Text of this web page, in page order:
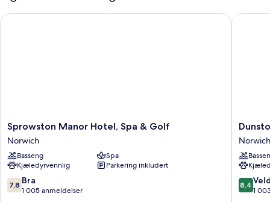
Sprowston
Manor
Hotel,
Spa
&
Golf
Norwich
Sprowston Manor Hotel, Spa & Golf
Norwich
Basseng
Spa
Kjæledyrvennlig
Parkering inkludert
7.8
av
7,8 Bra
1 005 anmeldelser
Sprowston Manor Hotel, Spa & Golf
Dunston
Hall
Hotel,
Spa
and
Golf
Resort
Norwich
8.4
av
8,4
1